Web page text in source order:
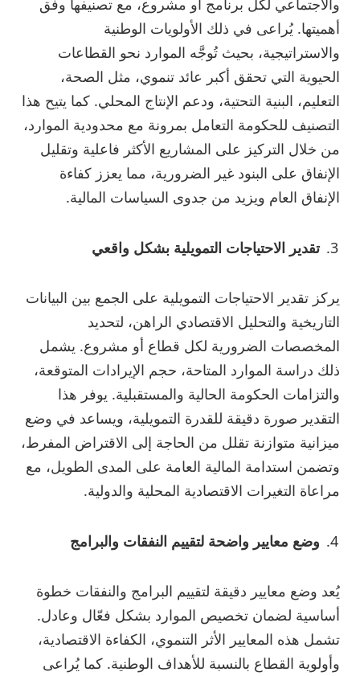
والاجتماعي لكل برنامج أو مشروع، مع تصنيفها وفق
أهميتها. يُراعى في ذلك الأولويات الوطنية
والاستراتيجية، بحيث تُوجَّه الموارد نحو القطاعات
الحيوية التي تحقق أكبر عائد تنموي، مثل الصحة،
التعليم، البنية التحتية، ودعم الإنتاج المحلي. كما يتيح هذا
التصنيف للحكومة التعامل بمرونة مع محدودية الموارد،
من خلال التركيز على المشاريع الأكثر فاعلية وتقليل
الإنفاق على البنود غير الضرورية، مما يعزز كفاءة
الإنفاق العام ويزيد من جدوى السياسات المالية.
تقدير الاحتياجات التمويلية بشكل واقعي
يركز تقدير الاحتياجات التمويلية على الجمع بين البيانات
التاريخية والتحليل الاقتصادي الراهن، لتحديد
المخصصات الضرورية لكل قطاع أو مشروع. يشمل
ذلك دراسة الموارد المتاحة، حجم الإيرادات المتوقعة،
والتزامات الحكومة الحالية والمستقبلية. يوفر هذا
التقدير صورة دقيقة للقدرة التمويلية، ويساعد في وضع
ميزانية متوازنة تقلل من الحاجة إلى الاقتراض المفرط،
وتضمن استدامة المالية العامة على المدى الطويل، مع
مراعاة التغيرات الاقتصادية المحلية والدولية.
وضع معايير واضحة لتقييم النفقات والبرامج
يُعد وضع معايير دقيقة لتقييم البرامج والنفقات خطوة
أساسية لضمان تخصيص الموارد بشكل فعّال وعادل.
تشمل هذه المعايير الأثر التنموي، الكفاءة الاقتصادية،
وأولوية القطاع بالنسبة للأهداف الوطنية. كما يُراعى